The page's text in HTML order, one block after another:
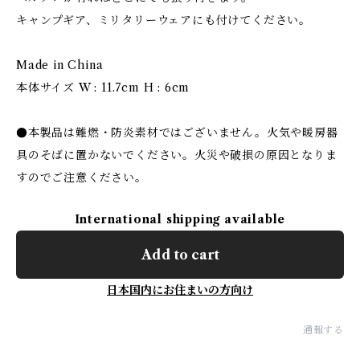
キャンプギア、ミリタリーウェアにも付けてください。
Made in China
本体サイズ W : 11.7cm H : 6cm
●本製品は難燃・防炎素材ではございません。火気や暖房器
具のそばに置かないでください。火災や破損の原因となりま
すのでご注意ください。
International shipping available
Add to cart
日本国内にお住まいの方向け
通報する